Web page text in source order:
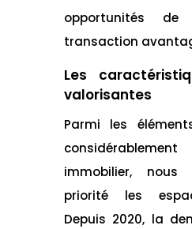
opportunités de
transaction
Les
valorisantes
Parmi les
immobilier, nous
priorité les
Depuis 2020, la